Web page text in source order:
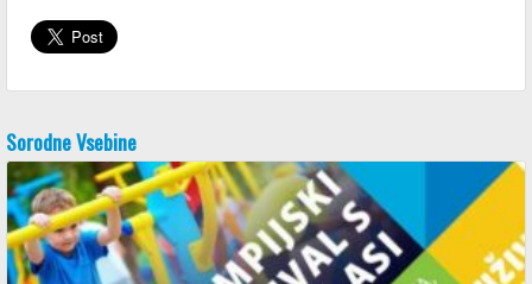
Sorodne Vsebine